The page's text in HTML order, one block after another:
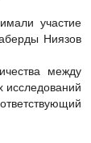
участие
Ниязов
между
исследований